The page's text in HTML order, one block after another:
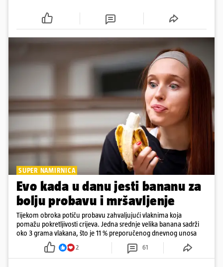
cijepljen protiv virusnih zaraznih bolesti
SUPER NAMIRNICA
Evo kada u danu jesti bananu za
bolju probavu i mršavljenje
Tijekom obroka potiču probavu zahvaljujući vlaknima koja
pomažu pokretljivosti crijeva. Jedna srednje velika banana sadrži
oko 3 grama vlakana, što je 11 % preporučenog dnevnog unosa
2 61